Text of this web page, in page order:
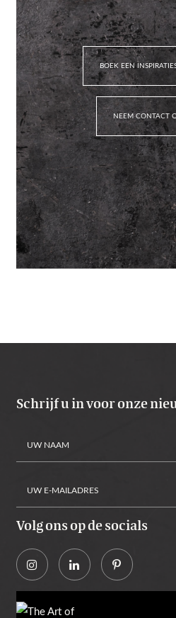
BOEK EEN
NEEM CONTACT
Schrijf u in voor onze
Alternative:
Volg ons op de socials